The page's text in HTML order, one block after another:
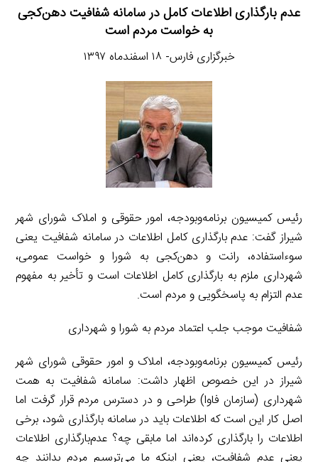
عدم بارگذاری اطلاعات کامل در سامانه شفافیت دهن‌کجی
به خواست مردم است
خبرگزاری فارس- ۱۸ اسفندماه ۱۳۹۷
رئیس کمیسیون برنامه‌وبودجه، امور حقوقی و املاک شورای شهر
شیراز گفت: عدم بارگذاری کامل اطلاعات در سامانه شفافیت یعنی
سوءاستفاده، رانت و دهن‌کجی به شورا و خواست عمومی،
شهرداری ملزم به بارگذاری کامل اطلاعات است و تأخیر به مفهوم
عدم التزام به پاسخگویی و مردم است.
شفافیت موجب جلب اعتماد مردم به شورا و شهرداری
رئیس کمیسیون برنامه‌وبودجه، املاک و امور حقوقی شورای شهر
شیراز در این خصوص اظهار داشت: سامانه شفافیت به همت
شهرداری (سازمان فاوا) طراحی و در دسترس مردم قرار گرفت اما
اصل کار این است که اطلاعات باید در سامانه بارگذاری شود، برخی
اطلاعات را بارگذاری کرده‌اند اما مابقی چه؟ عدم‌بارگذاری اطلاعات
یعنی عدم شفافیت، یعنی اینکه ما می‌ترسیم مردم بدانند چه